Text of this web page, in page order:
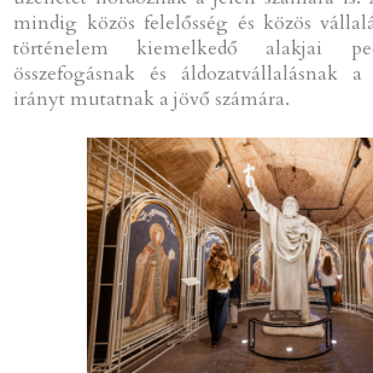
mindig közös felelősség és közös
történelem kiemelkedő alakjai
összefogásnak és áldozatvállalásnak
irányt mutatnak a jövő számára.